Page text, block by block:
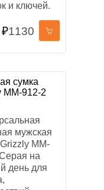
и ключей.
₽1130
сумка
MM-912-2
мужская
MM-
на
день для